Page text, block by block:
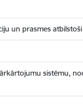
un prasmes
sistēmu,